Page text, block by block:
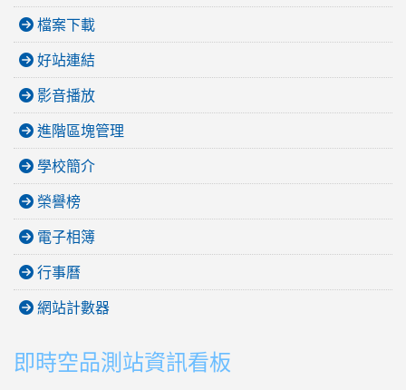
檔案下載
好站連結
影音播放
進階區塊管理
學校簡介
榮譽榜
電子相簿
行事曆
網站計數器
即時空品測站資訊看板